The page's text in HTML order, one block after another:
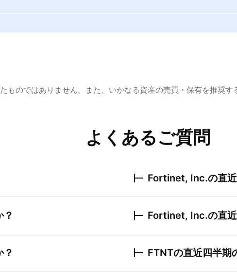
ものではありません。また、いかなる資産の売買・保有を推奨す
よくあるご質問
？
？
Fortinet, Inc.の直
Fortinet, Inc.の直
FTNTの直近四半期